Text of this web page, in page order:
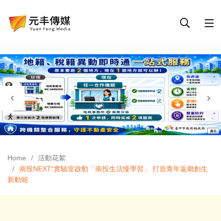
Home
活動花絮
南投NEXT⁺實驗室啟動「南投生活慢學習」 打造青年返鄉創生
新動能